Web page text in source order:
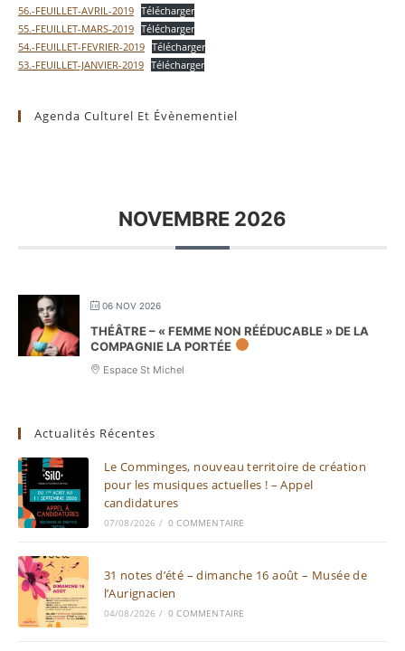
56.-FEUILLET-AVRIL-2019 Télécharger
55.-FEUILLET-MARS-2019 Télécharger
54.-FEUILLET-FEVRIER-2019 Télécharger
53.-FEUILLET-JANVIER-2019 Télécharger
Agenda Culturel Et Évènementiel
NOVEMBRE 2026
06 NOV 2026
THÉÂTRE – « FEMME NON RÉÉDUCABLE » DE LA
COMPAGNIE LA PORTÉE
Espace St Michel
Actualités Récentes
Le Comminges, nouveau territoire de création
pour les musiques actuelles ! – Appel
candidatures
07/08/2026 / 0 COMMENTAIRE
31 notes d’été – dimanche 16 août – Musée de
l’Aurignacien
04/08/2026 / 0 COMMENTAIRE